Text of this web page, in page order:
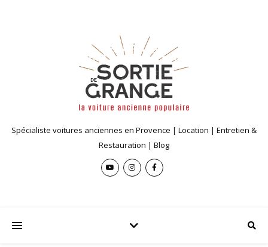
Spécialiste voitures anciennes en Provence | Location | Entretien &
Restauration | Blog